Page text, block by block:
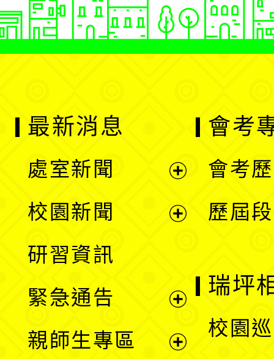
最新消息
處室新聞
單
校園新聞
選
單
研習資訊
緊急通告
親師生專區
會考
會考
歷屆
瑞坪
校園